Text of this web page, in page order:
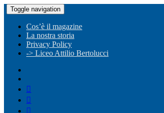
Toggle navigation
Cos’è il magazine
La nostra storia
Privacy Policy
-> Liceo Attilio Bertolucci